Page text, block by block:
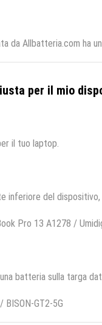
da Allbatteria.com
per il mio
il tuo laptop.
inferiore del
Pro 13 A1278 /
batteria sulla targa
GT2-5G